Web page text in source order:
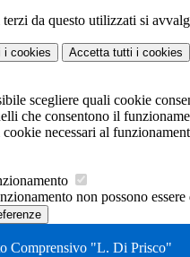
da questo utilizzati si
i cookies Accetta tutti i cookies
scegliere quali cookie
che consentono il
necessari al
non possono
Comprensivo "L. Di Prisco"